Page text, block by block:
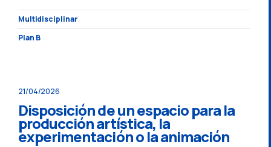
Multidisciplinar
Plan B
21/04/2026
Disposición de un espacio para la
producción artística, la
experimentación o la animación